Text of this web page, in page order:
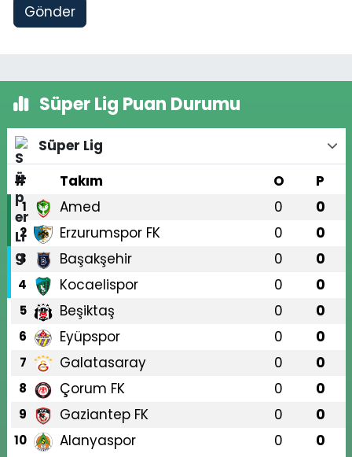
Gönder
Süper Lig Puan Durumu
Süper Lig
#
Takım O P
1 Amed 0 0
2 Erzurumspor FK 0 0
3 Başakşehir 0 0
4 Kocaelispor 0 0
5 Beşiktaş 0 0
6 Eyüpspor 0 0
7 Galatasaray 0 0
8 Çorum FK 0 0
9 Gaziantep FK 0 0
10 Alanyaspor 0 0